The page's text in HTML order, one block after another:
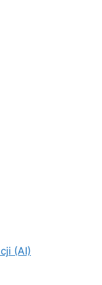
(AI)